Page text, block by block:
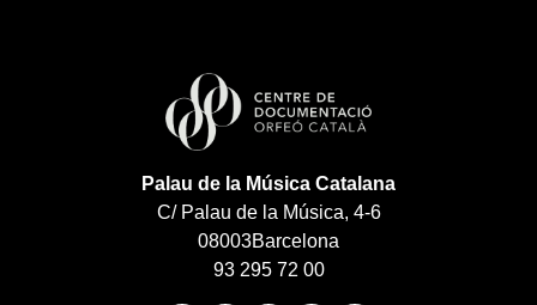
Palau de la Música Catalana
C/ Palau de la Música, 4-6
08003Barcelona
93 295 72 00